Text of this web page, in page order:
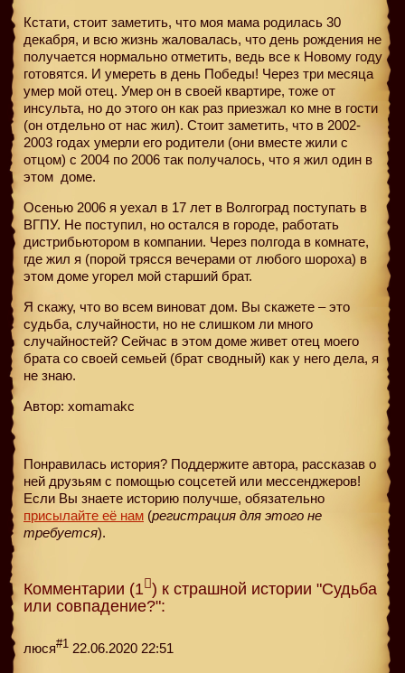
Кстати, стоит заметить, что моя мама родилась 30
декабря, и всю жизнь жаловалась, что день рождения не
получается нормально отметить, ведь все к Новому году
готовятся. И умереть в день Победы! Через три месяца
умер мой отец. Умер он в своей квартире, тоже от
инсульта, но до этого он как раз приезжал ко мне в гости
(он отдельно от нас жил). Стоит заметить, что в 2002-
2003 годах умерли его родители (они вместе жили с
отцом) с 2004 по 2006 так получалось, что я жил один в
этом доме.
Осенью 2006 я уехал в 17 лет в Волгоград поступать в
ВГПУ. Не поступил, но остался в городе, работать
дистрибьютором в компании. Через полгода в комнате,
где жил я (порой трясся вечерами от любого шороха) в
этом доме угорел мой старший брат.
Я скажу, что во всем виноват дом. Вы скажете – это
судьба, случайности, но не слишком ли много
случайностей? Сейчас в этом доме живет отец моего
брата со своей семьей (брат сводный) как у него дела, я
не знаю.
Автор: xomamakc
Понравилась история? Поддержите автора, рассказав о
ней друзьям с помощью соцсетей или мессенджеров!
Если Вы знаете историю получше, обязательно
присылайте её нам (регистрация для этого не
требуется).
Комментарии (1 ) к страшной истории "Судьба
или совпадение?":
люся#1 22.06.2020 22:51